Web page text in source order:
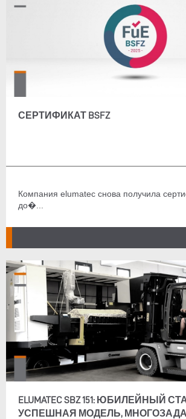
СЕРТИФИКАТ BSFZ
Компания elumatec снова получила
до�...
ELUMATEC SBZ 151: ЮБИЛЕЙНЫЙ
УСПЕШНАЯ МОДЕЛЬ,